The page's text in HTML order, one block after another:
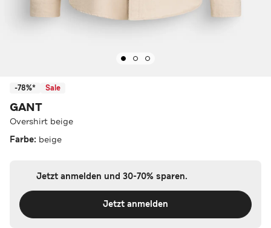
-78%* Sale
GANT
Overshirt beige
Farbe: beige
Jetzt anmelden und 30-70% sparen.
Jetzt anmelden